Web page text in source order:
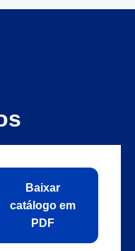
Baixar
catálogo em
PDF